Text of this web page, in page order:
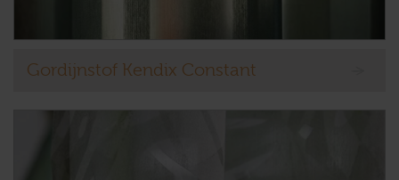
Gordijnstof Kendix Constant